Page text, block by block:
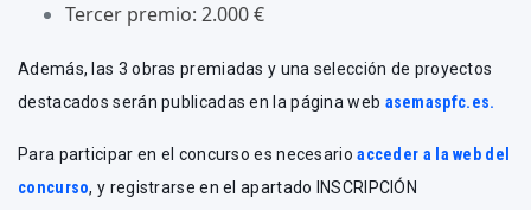
Tercer premio: 2.000 €
Además, las 3 obras premiadas y una selección de proyectos
destacados serán publicadas en la página web asemaspfc.es.
Para participar en el concurso es necesarioacceder a la web del
concurso, y registrarse en el apartado INSCRIPCIÓN